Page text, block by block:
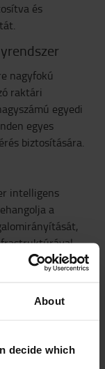
About
decide which
és
nagyfokú
raktári
egyedi
egyes
biztosítására.
intelligens
a